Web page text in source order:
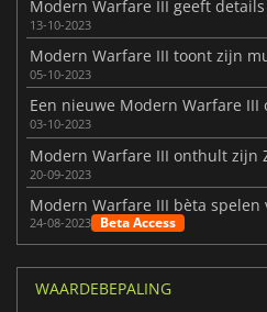
13-10-2023
05-10-2023
03-10-2023
Modern Warfare III onthult zijn
20-09-2023
Modern Warfare III bèta spelen
24-08-2023 Beta Access
WAARDEBEPALING